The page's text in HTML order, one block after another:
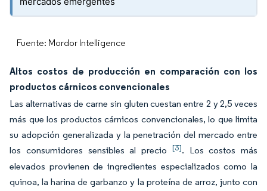
Fuente: Mordor Intelligence
Altos costos de producción en comparación con los
productos cárnicos convencionales
Las alternativas de carne sin gluten cuestan entre 2 y 2,5 veces
más que los productos cárnicos convencionales, lo que limita
su adopción generalizada y la penetración del mercado entre
los consumidores sensibles al precio [3]. Los costos más
elevados provienen de ingredientes especializados como la
quinoa, la harina de garbanzo y la proteína de arroz, junto con